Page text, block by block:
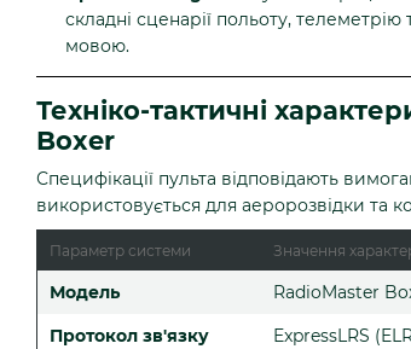
складні сценарії польоту,
мовою.
Техніко-тактичні
Boxer
Специфікації пульта відповідають
використовується для аеророзвідки та
Параметр системи Значення
Модель
RadioMaster
Протокол зв'язку
ExpressLRS